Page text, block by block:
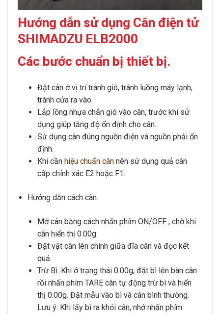
Hướng dẫn sử dụng Cân điện tử
SHIMADZU ELB2000
Các bước chuẩn bị thiết bị.
Đặt cân ở vị trí tránh gió, tránh luồng máy lạnh,
tránh cửa ra vào.
Lắp lồng nhựa chắn gió vào cân, trước khi sử
dụng giúp tăng độ ổn định cho cân.
Sử dụng cân đúng nguồn điện và nguồn phải ổn
định.
Khi cần hiệu chuẩn cân nên sử dụng quả cân
cấp chính xác E2 hoặc F1.
Hướng dẫn cách cân.
Mở cân bằng cách nhấn phím ON/OFF , chờ khi
cân hiển thị 0.00g.
Đặt vật cân lên chính giữa đĩa cân và đọc kết
quả.
Trừ Bì. Khi ở trạng thái 0.00g, đặt bì lên bàn cân
rồi nhấn phím TARE cân tự động trừ bì và hiển
thị 0.00g. Đặt mẫu vào bì và cân bình thường.
Lưu ý: Khi lấy bì ra khỏi cân, nhớ nhấn phím